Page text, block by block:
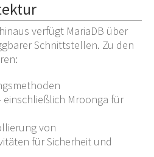
verfügt MariaDB über
Schnittstellen. Zu den
Mroonga für
von
für Sicherheit und